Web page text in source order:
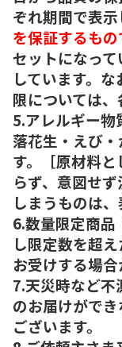
ぞれ期間で表示
を保証するもの
セットになっ
しています。
限については、
5.アレルギー物
落花生・えび
す。［原材料
らず、意図せ
しまうものは、
6.数量限定商
し限定数を超
お受けする場合
7.天災時など不
のお届けがで
ございます。